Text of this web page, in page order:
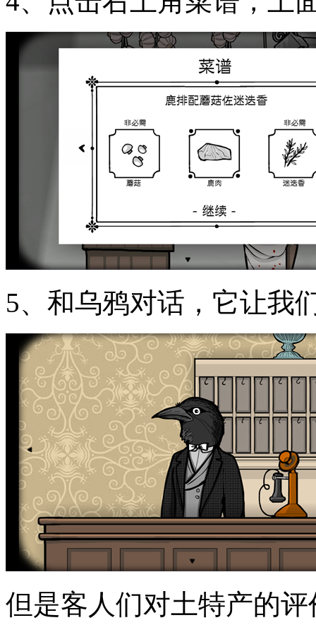
5、和乌鸦对话，它让我
但是客人们对土特产的